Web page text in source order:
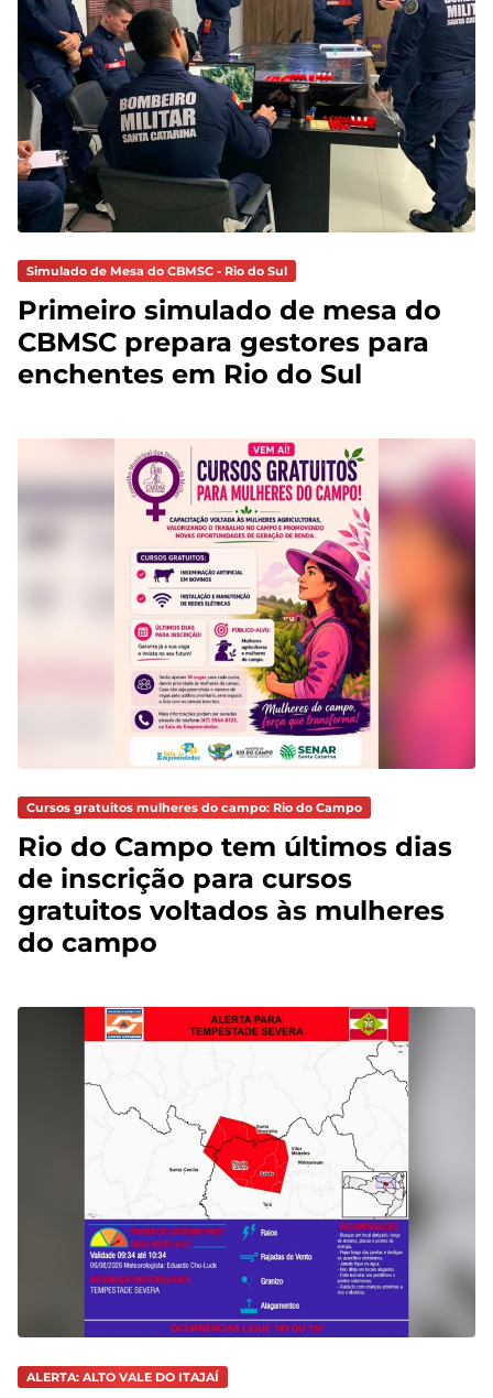
Simulado de Mesa do CBMSC - Rio do Sul
Primeiro simulado de mesa do
CBMSC prepara gestores para
enchentes em Rio do Sul
Cursos gratuitos mulheres do campo: Rio do Campo
Rio do Campo tem últimos dias
de inscrição para cursos
gratuitos voltados às mulheres
do campo
ALERTA: ALTO VALE DO ITAJAÍ